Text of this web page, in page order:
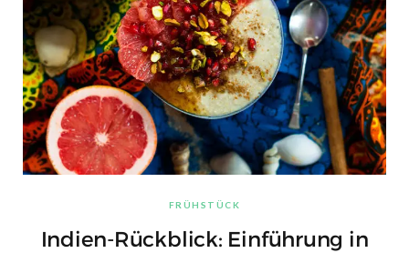
FRÜHSTÜCK
Indien-Rückblick: Einführung in